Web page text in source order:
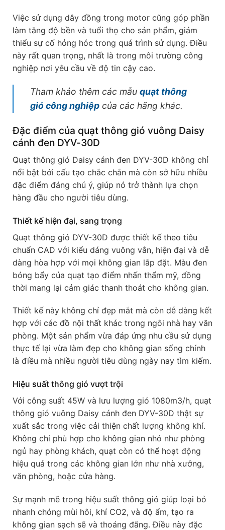
Việc sử dụng dây đồng trong motor cũng góp phần
làm tăng độ bền và tuổi thọ cho sản phẩm, giảm
thiểu sự cố hỏng hóc trong quá trình sử dụng. Điều
này rất quan trọng, nhất là trong môi trường công
nghiệp nơi yêu cầu về độ tin cậy cao.
Tham khảo thêm các mẫu quạt thông
gió công nghiệp của các hãng khác.
Đặc điểm của quạt thông gió vuông Daisy
cánh đen DYV-30D
Quạt thông gió Daisy cánh đen DYV-30D không chỉ
nổi bật bởi cấu tạo chắc chắn mà còn sở hữu nhiều
đặc điểm đáng chú ý, giúp nó trở thành lựa chọn
hàng đầu cho người tiêu dùng.
Thiết kế hiện đại, sang trọng
Quạt thông gió DYV-30D được thiết kế theo tiêu
chuẩn CAD với kiểu dáng vuông vắn, hiện đại và dễ
dàng hòa hợp với mọi không gian lắp đặt. Màu đen
bóng bẩy của quạt tạo điểm nhấn thẩm mỹ, đồng
thời mang lại cảm giác thanh thoát cho không gian.
Thiết kế này không chỉ đẹp mắt mà còn dễ dàng kết
hợp với các đồ nội thất khác trong ngôi nhà hay văn
phòng. Một sản phẩm vừa đáp ứng nhu cầu sử dụng
thực tế lại vừa làm đẹp cho không gian sống chính
là điều mà nhiều người tiêu dùng ngày nay tìm kiếm.
Hiệu suất thông gió vượt trội
Với công suất 45W và lưu lượng gió 1080m3/h, quạt
thông gió vuông Daisy cánh đen DYV-30D thật sự
xuất sắc trong việc cải thiện chất lượng không khí.
Không chỉ phù hợp cho không gian nhỏ như phòng
ngủ hay phòng khách, quạt còn có thể hoạt động
hiệu quả trong các không gian lớn như nhà xưởng,
văn phòng, hoặc cửa hàng.
Sự mạnh mẽ trong hiệu suất thông gió giúp loại bỏ
nhanh chóng mùi hôi, khí CO2, và độ ẩm, tạo ra
không gian sạch sẽ và thoáng đãng. Điều này đặc